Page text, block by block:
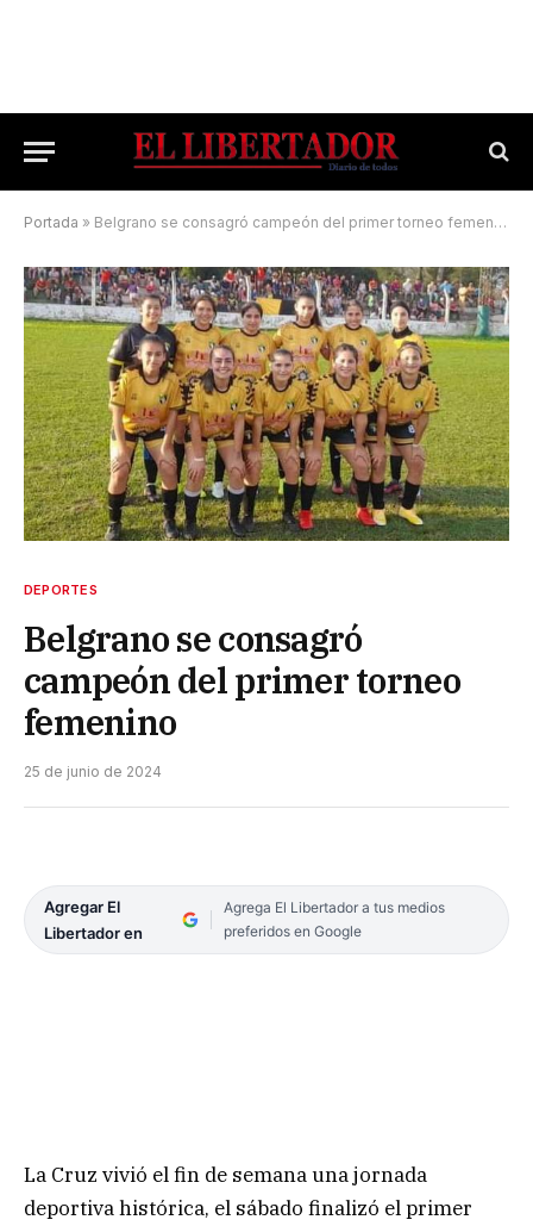
Portada » Belgrano se consagró campeón del primer torneo femenino
DEPORTES
Belgrano se consagró
campeón del primer torneo
femenino
25 de junio de 2024
Agregar El
Libertador en
Agrega El Libertador a tus medios
preferidos en Google
La Cruz vivió el fin de semana una jornada
deportiva histórica, el sábado finalizó el primer